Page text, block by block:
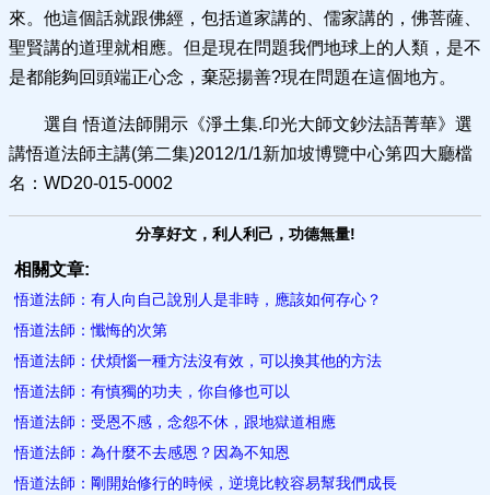
來。他這個話就跟佛經，包括道家講的、儒家講的，佛菩薩、
聖賢講的道理就相應。但是現在問題我們地球上的人類，是不
是都能夠回頭端正心念，棄惡揚善?現在問題在這個地方。
選自 悟道法師開示《淨土集.印光大師文鈔法語菁華》選
講悟道法師主講(第二集)2012/1/1新加坡博覽中心第四大廳檔
名：WD20-015-0002
分享好文，利人利己，功德無量!
相關文章:
悟道法師：有人向自己說別人是非時，應該如何存心？
悟道法師：懺悔的次第
悟道法師：伏煩惱一種方法沒有效，可以換其他的方法
悟道法師：有慎獨的功夫，你自修也可以
悟道法師：受恩不感，念怨不休，跟地獄道相應
悟道法師：為什麼不去感恩？因為不知恩
悟道法師：剛開始修行的時候，逆境比較容易幫我們成長